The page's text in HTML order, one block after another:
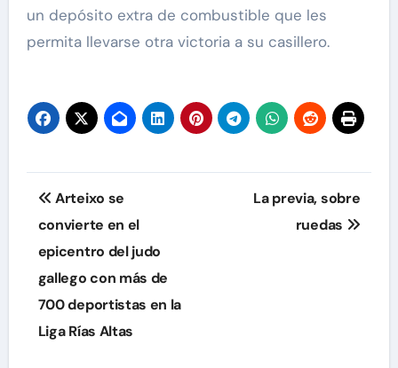
un depósito extra de combustible que les
permita llevarse otra victoria a su casillero.
Navegación
de
entradas
Arteixo se
convierte en el
epicentro del judo
gallego con más de
700 deportistas en la
Liga Rías Altas
La previa, sobre
ruedas